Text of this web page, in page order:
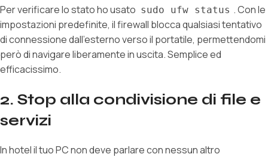
Per verificare lo stato ho usato sudo ufw status . Con le
impostazioni predefinite, il firewall blocca qualsiasi tentativo
di connessione dall’esterno verso il portatile, permettendomi
però di navigare liberamente in uscita. Semplice ed
efficacissimo.
2. Stop alla condivisione di file e
servizi
In hotel il tuo PC non deve parlare con nessun altro